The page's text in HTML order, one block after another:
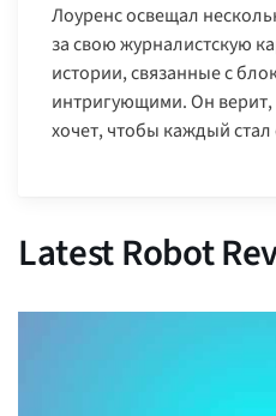
Лоуренс освещал
за свою журналистскую
истории, связанные с
интригующими. Он верит,
хочет, чтобы каждый стал
Latest Robot